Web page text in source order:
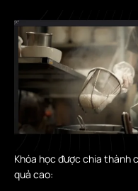
Khóa học được chia thành
quả cao: